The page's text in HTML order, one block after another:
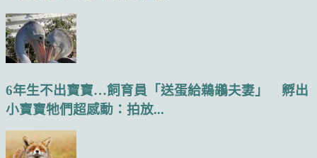
6年生不出寶寶…飼育員「送蛋給鵜鶘夫妻」 孵出
小寶寶牠們超感動：拍放...